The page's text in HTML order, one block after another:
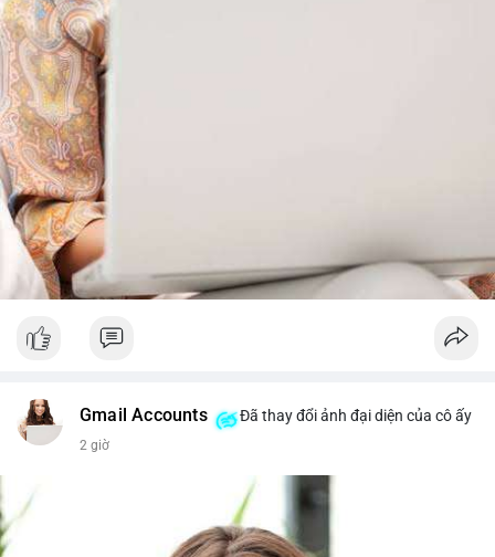
trước khi gia tăng vị thế.
Xem chi tiết các bài viết đầy đủ tại dòng thời gian của Vlike.vn!
#whalealertbtc
#brazilcryptoregulation
Gmail Accounts Đã thay đổi ảnh đại diện của cô ấy
2 giờ